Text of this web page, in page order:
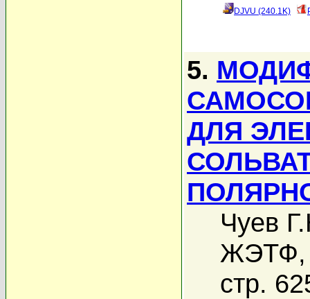
DJVU (240.1K)
5.
ДЛЯ
Чуев
ЖЭТФ,
стр.